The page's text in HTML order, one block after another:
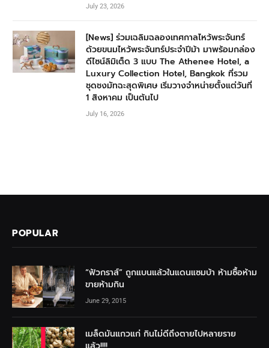
July 23, 2026
[News] ร่วมเฉลิมฉลองเทศกาลไหว้พระจันทร์
ด้วยขนมไหว้พระจันทร์ประจำปีม้า มาพร้อมกล่อง
ดีไซน์ลิมิเต็ด 3 แบบ The Athenee Hotel, a
Luxury Collection Hotel, Bangkok ที่รวม
ชุดชงมัทฉะสุดพิเศษ เริ่มวางจำหน่ายตั้งแต่วันที่
1 สิงหาคม เป็นต้นไป
July 16, 2026
POPULAR
“ฟัวกราส์” ถูกแบนแล้วในแดนแซมบ้า ห้ามซื้อห้าม
ขายห้ามกิน
June 29, 2015
เมล็ดมันแกวแก่ กินไม่ดีถึงตายไปหลายราย